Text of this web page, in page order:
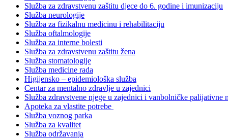
Služba za zdravstvenu zaštitu djece do 6. godine i imunizaciju
Služba neurologije
Služba za fizikalnu medicinu i rehabilitaciju
Služba oftalmologije
Služba za interne bolesti
Služba za zdravstvenu zaštitu žena
Služba stomatologije
Služba medicine rada
Higijensko – epidemiološka služba
Centar za mentalno zdravlje u zajednici
Služba zdravstvene njege u zajednici i vanbolničke palijativne
Apoteka za vlastite potrebe
Služba voznog parka
Služba za kvalitet
Služba održavanja